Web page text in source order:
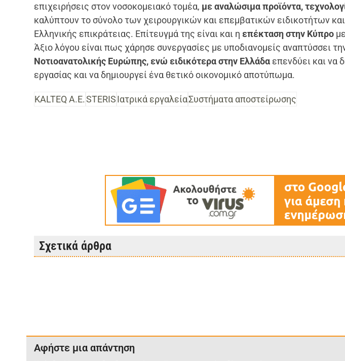
επιχειρήσεις στον νοσοκομειακό τομέα, με αναλώσιμα προϊόντα,
καλύπτουν το σύνολο των χειρουργικών και επεμβατικών ειδικοτήτων
Ελληνικής επικράτειας. Επίτευγμά της είναι και η επέκταση στην Κύπρο
Άξιο λόγου είναι πως χάρησε συνεργασίες με υποδιανομείς αναπτύσσει
Νοτιοανατολικής Ευρώπης, ενώ ειδικότερα στην Ελλάδα επενδύει και να
εργασίας και να δημιουργεί ένα θετικό οικονομικό αποτύπωμα.
KALTEQ Α.Ε. STERISΙατρικά εργαλείαΣυστήματα αποστείρωσης
Σχετικά άρθρα
Αφήστε μια απάντηση